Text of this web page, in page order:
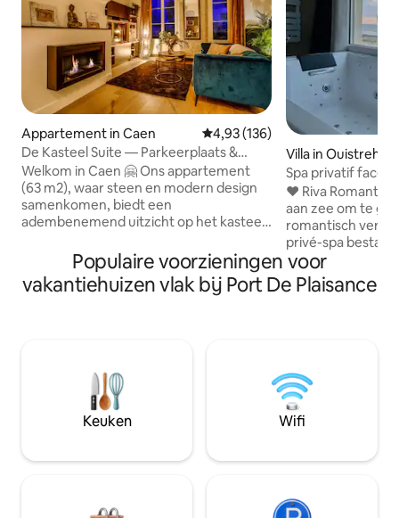
Appartement in Caen Gemiddelde beoordeling van
4,93 (136)
De Kasteel Suite — Parkeerplaats &
uitzicht op het kasteel
Welkom in Caen 🤗 Ons appartement
(63 m2), waar steen en modern design
samenkomen, biedt een
adembenemend uitzicht op het kasteel
aan de rand van de voetgangersstraat,
ben je op loopafstand van de
middeleeuwse wijk VAUGUEUX. De
loopafstand. Een andere sleutel tot het
combineren van geschiedenis,
verkenning en pure ontspanning.
Villa in
Spa privatif face
SPA
❤️ Riva Romantic
aan zee om te
romantisch
privé-spa
op buitenterras
(115x180)
chromotherapie.
Fitness met
halters. Thee,
toegankelijk voor
Populaire voorzieningen voor
vakantiehuizen vlak bij Port De Plaisance
Keuken Wifi